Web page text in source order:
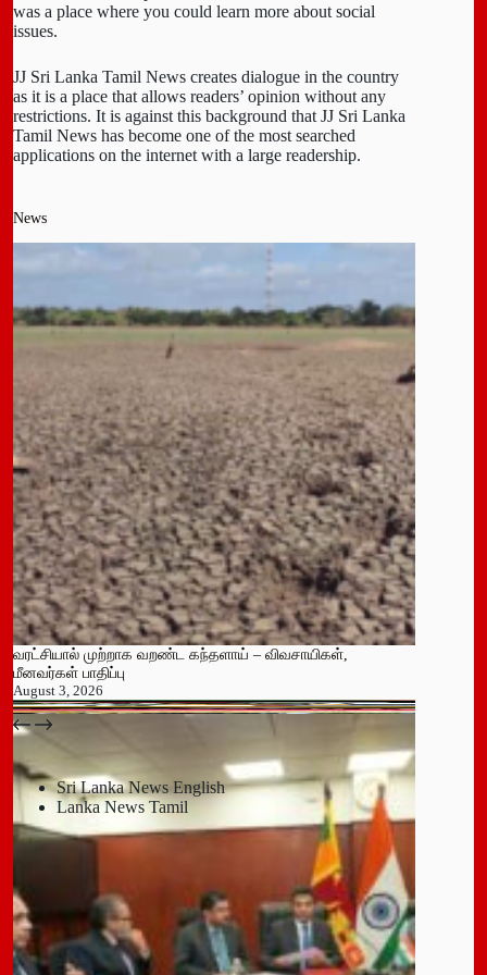
was a place where you could learn more about social
issues.
JJ Sri Lanka Tamil News creates dialogue in the country
as it is a place that allows readers’ opinion without any
restrictions. It is against this background that JJ Sri Lanka
Tamil News has become one of the most searched
applications on the internet with a large readership.
News
வரட்சியால் முற்றாக வறண்ட கந்தளாய் – விவசாயிகள்,
மீனவர்கள் பாதிப்பு
August 3, 2026
பதுளை மாநகர சபையின் NPP உறுப்பினர் திடீர் ராஜினாமா!
July 14, 2026
Sri Lanka News English
Lanka News Tamil
Leave a Reply